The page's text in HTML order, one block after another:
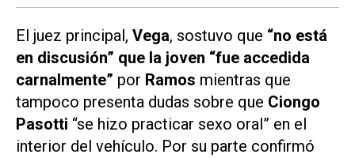
El juez principal, Vega, sostuvo que “no está
en discusión” que la joven “fue accedida
carnalmente” por Ramos mientras que
tampoco presenta dudas sobre que Ciongo
Pasotti “se hizo practicar sexo oral” en el
interior del vehículo. Por su parte confirmó